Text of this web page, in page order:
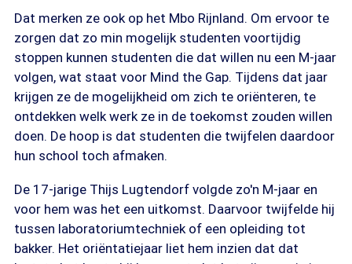
Dat merken ze ook op het Mbo Rijnland. Om ervoor te
zorgen dat zo min mogelijk studenten voortijdig
stoppen kunnen studenten die dat willen nu een M-jaar
volgen, wat staat voor Mind the Gap. Tijdens dat jaar
krijgen ze de mogelijkheid om zich te oriënteren, te
ontdekken welk werk ze in de toekomst zouden willen
doen. De hoop is dat studenten die twijfelen daardoor
hun school toch afmaken.
De 17-jarige Thijs Lugtendorf volgde zo'n M-jaar en
voor hem was het een uitkomst. Daarvoor twijfelde hij
tussen laboratoriumtechniek of een opleiding tot
bakker. Het oriëntatiejaar liet hem inzien dat dat